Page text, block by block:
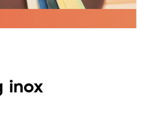
inox